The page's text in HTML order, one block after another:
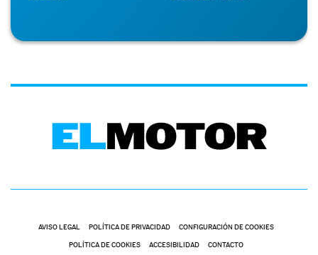
AVISO LEGAL POLÍTICA DE PRIVACIDAD CONFIGURACIÓN DE COOKIES
POLÍTICA DE COOKIES ACCESIBILIDAD CONTACTO